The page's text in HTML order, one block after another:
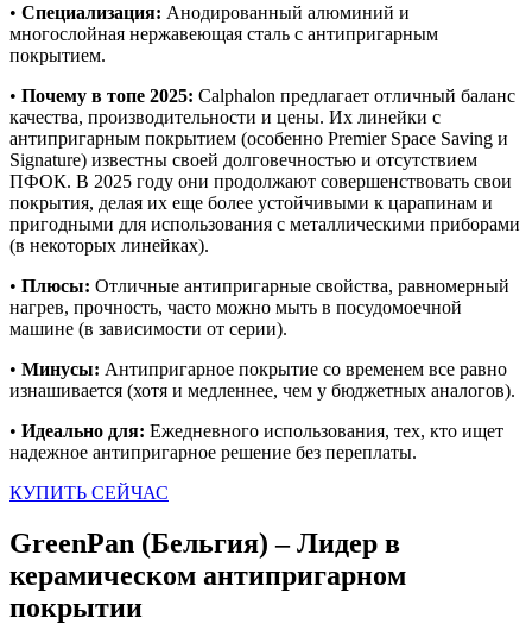
• Специализация: Анодированный алюминий и
многослойная нержавеющая сталь с антипригарным
покрытием.
• Почему в топе 2025: Calphalon предлагает отличный баланс
качества, производительности и цены. Их линейки с
антипригарным покрытием (особенно Premier Space Saving и
Signature) известны своей долговечностью и отсутствием
ПФОК. В 2025 году они продолжают совершенствовать свои
покрытия, делая их еще более устойчивыми к царапинам и
пригодными для использования с металлическими приборами
(в некоторых линейках).
• Плюсы: Отличные антипригарные свойства, равномерный
нагрев, прочность, часто можно мыть в посудомоечной
машине (в зависимости от серии).
• Минусы: Антипригарное покрытие со временем все равно
изнашивается (хотя и медленнее, чем у бюджетных аналогов).
• Идеально для: Ежедневного использования, тех, кто ищет
надежное антипригарное решение без переплаты.
КУПИТЬ СЕЙЧАС
GreenPan (Бельгия) – Лидер в
керамическом антипригарном
покрытии